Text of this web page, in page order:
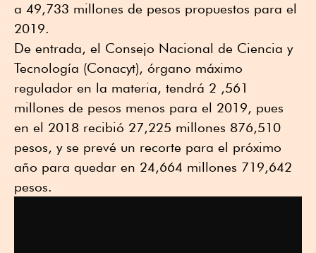
a 49,733 millones de pesos propuestos para el
2019.
De entrada, el Consejo Nacional de Ciencia y
Tecnología (Conacyt), órgano máximo
regulador en la materia, tendrá 2 ,561
millones de pesos menos para el 2019, pues
en el 2018 recibió 27,225 millones 876,510
pesos, y se prevé un recorte para el próximo
año para quedar en 24,664 millones 719,642
pesos.